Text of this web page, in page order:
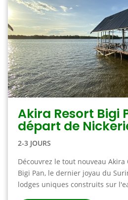
Akira Resort Bigi
départ de
2-3 JOURS
Découvrez le tout nouveau Akira
Bigi Pan, le dernier joyau du
lodges uniques construits sur